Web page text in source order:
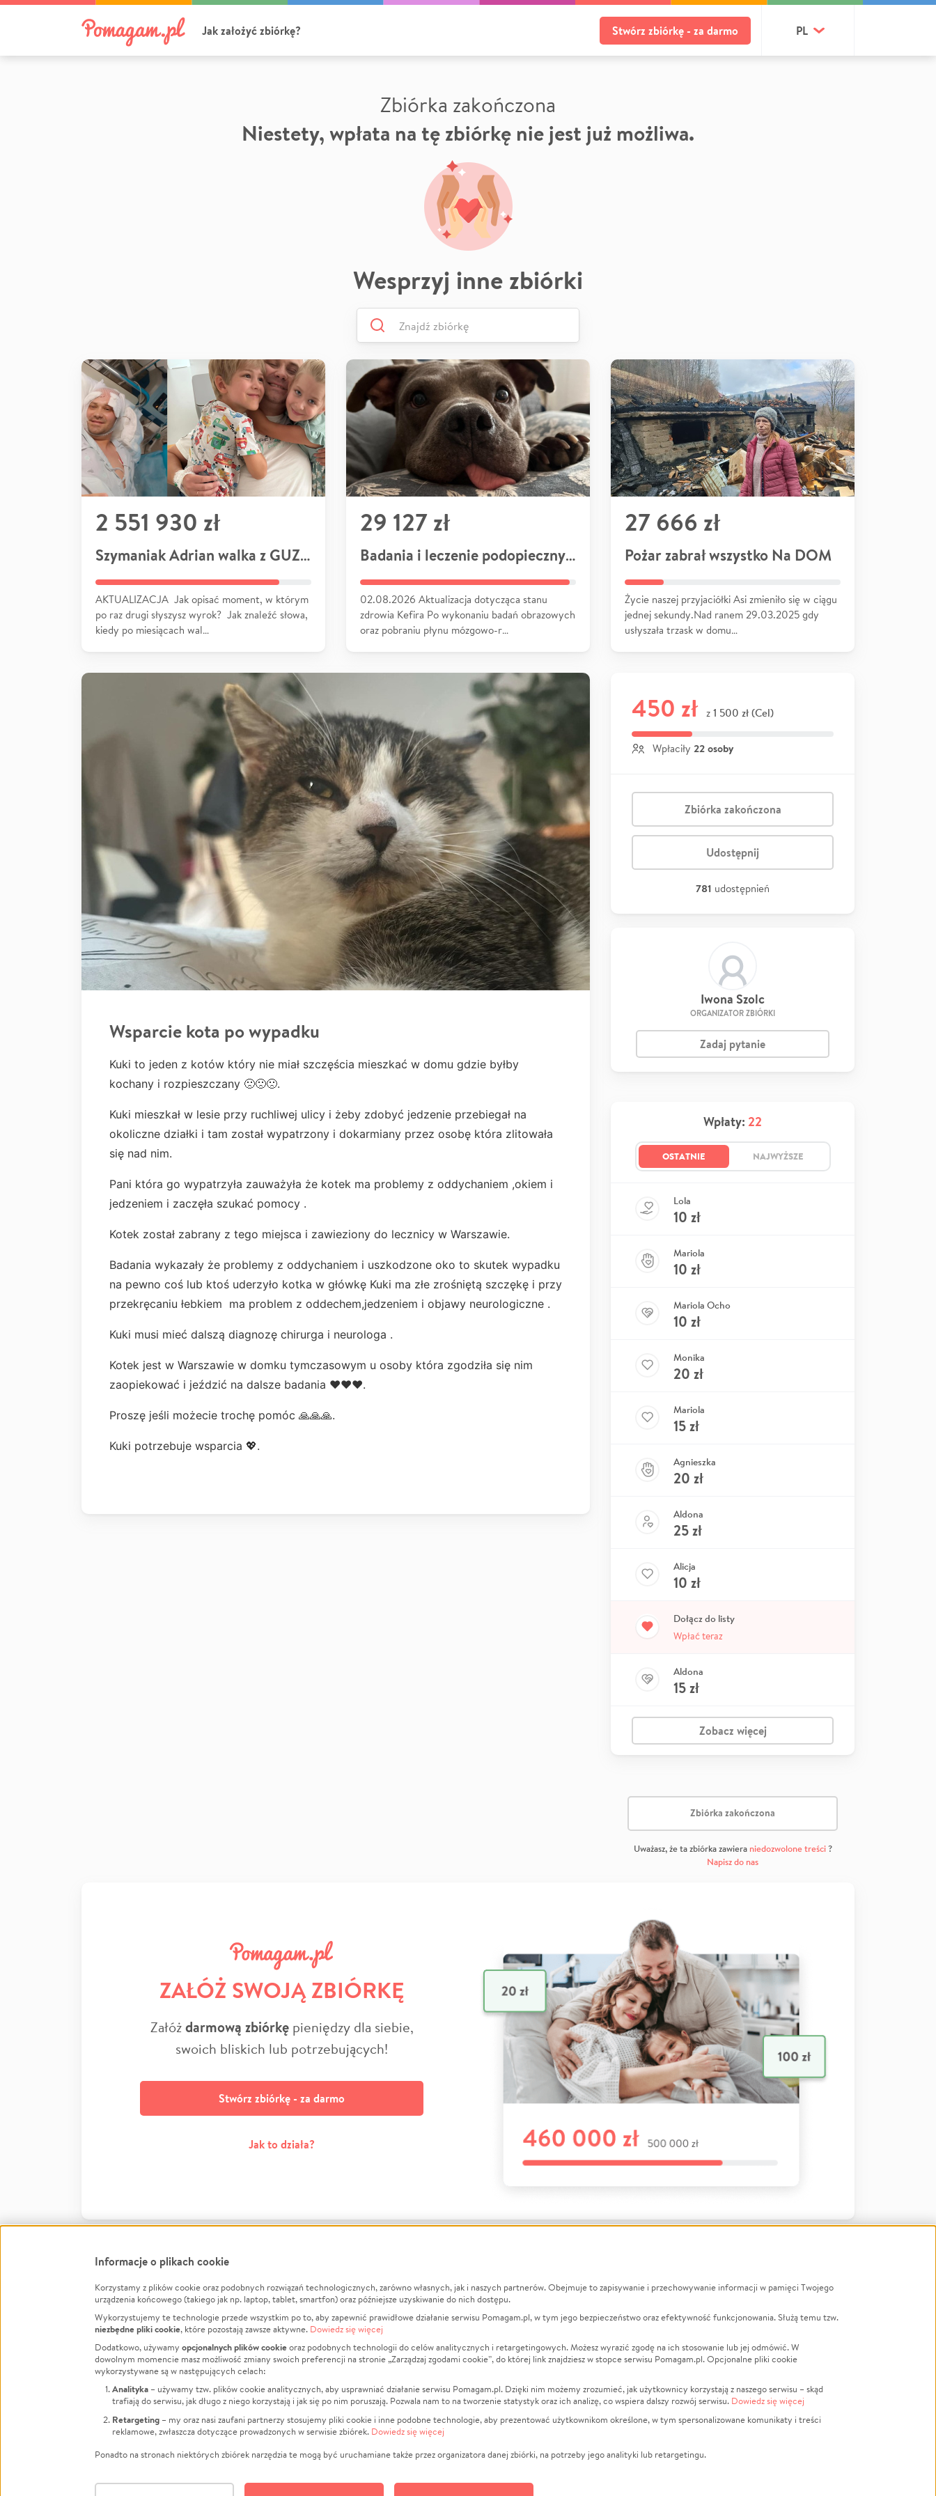
Jak założyć zbiórkę? Stwórz zbiórkę - za darmo PL
Zbiórka zakończona
Niestety, wpłata na tę zbiórkę nie jest już możliwa.
Wesprzyj inne zbiórki
2 551 930 zł
Szymaniak Adrian walka z GUZEM
AKTUALIZACJA Jak opisać moment, w którym
po raz drugi słyszysz wyrok? Jak znaleźć słowa,
kiedy po miesiącach wal…
29 127 zł
Badania i leczenie podopiecznych
02.08.2026 Aktualizacja dotycząca stanu
zdrowia Kefira Po wykonaniu badań obrazowych
oraz pobraniu płynu mózgowo-r…
27 666 zł
Pożar zabrał wszystko Na DOM
Życie naszej przyjaciółki Asi zmieniło się w ciągu
jednej sekundy.Nad ranem 29.03.2025 gdy
usłyszała trzask w domu…
Wsparcie kota po wypadku
Kuki to jeden z kotów który nie miał szczęścia mieszkać w domu gdzie byłby
kochany i rozpieszczany 🙁🙁🙁.
Kuki mieszkał w lesie przy ruchliwej ulicy i żeby zdobyć jedzenie przebiegał na
okoliczne działki i tam został wypatrzony i dokarmiany przez osobę która zlitowała
się nad nim.
Pani która go wypatrzyła zauważyła że kotek ma problemy z oddychaniem ,okiem i
jedzeniem i zaczęła szukać pomocy .
Kotek został zabrany z tego miejsca i zawieziony do lecznicy w Warszawie.
Badania wykazały że problemy z oddychaniem i uszkodzone oko to skutek wypadku
na pewno coś lub ktoś uderzyło kotka w główkę Kuki ma złe zrośniętą szczękę i przy
przekręcaniu łebkiem ma problem z oddechem,jedzeniem i objawy neurologiczne .
Kuki musi mieć dalszą diagnozę chirurga i neurologa .
Kotek jest w Warszawie w domku tymczasowym u osoby która zgodziła się nim
zaopiekować i jeździć na dalsze badania ♥️♥️♥️.
Proszę jeśli możecie trochę pomóc 🙏🙏🙏.
Kuki potrzebuje wsparcia 💖.
450 zł z 1 500 zł (Cel)
Wpłaciły 22 osoby
Zbiórka zakończona
Udostępnij
781 udostępnień
Iwona Szolc
ORGANIZATOR ZBIÓRKI
Zadaj pytanie
Wpłaty: 22
OSTATNIE NAJWYŻSZE
Lola
10 zł
Mariola
10 zł
Mariola Ocho
10 zł
Monika
20 zł
Mariola
15zł
Agnieszka
20 zł
Aldona
25zł
Alicja
10 zł
Dołącz do listy
Wpłać teraz
Aldona
15zł
Zobacz więcej
Zbiórka zakończona
Uważasz, że ta zbiórka zawiera niedozwolone treści?
Napisz do nas
ZAŁÓŻ SWOJĄ ZBIÓRKĘ
Załóżdarmową zbiórkępieniędzy dla siebie,
swoich bliskich lub potrzebujących!
Stwórz zbiórkę - za darmo
Jak to działa?
FacebookTwitter Instagram
LinkedInTikTok Youtube
Informacje
Jak to działa?
Regulamin
Polityka Prywatności
Kontakt
Porównanie serwisów
Polityka plików cookie
Zarządzaj zgodami cookie
O nas
Opinie
Raporty
Za darmo
Dla NGO
Fundacja Pomagam.pl
Zbieraj na
Leczenie
Zwierzęta
Pożar
Sport
Pomoc Finansowa
Pogrzeb
LGBTQ+
Powódź
Wichura
Religia
Edukacja
Informacje o plikach cookie
Korzystamy z plików cookie oraz podobnych rozwiązań technologicznych, zarówno własnych, jak i naszych partnerów. Obejmuje to zapisywanie i przechowywanie informacji w pamięci Twojego
urządzenia końcowego (takiego jak np. laptop, tablet, smartfon) oraz późniejsze uzyskiwanie do nich dostępu.
Wykorzystujemy te technologie przede wszystkim po to, aby zapewnić prawidłowe działanie serwisu Pomagam.pl, w tym jego bezpieczeństwo oraz efektywność funkcjonowania. Służą temu tzw.
niezbędne pliki cookie, które pozostają zawsze aktywne. Dowiedz się więcej
Dodatkowo, używamy opcjonalnych plików cookieoraz podobnych technologii do celów analitycznych i retargetingowych. Możesz wyrazić zgodę na ich stosowanie lub jej odmówić. W
dowolnym momencie masz możliwość zmiany swoich preferencji na stronie „Zarządzaj zgodami cookie”, do której link znajdziesz w stopce serwisu Pomagam.pl. Opcjonalne pliki cookie
wykorzystywane są w następujących celach:
Analityka – używamy tzw. plików cookie analitycznych, aby usprawniać działanie serwisu Pomagam.pl. Dzięki nim możemy zrozumieć, jak użytkownicy korzystają z naszego serwisu – skąd
trafiają do serwisu, jak długo z niego korzystają i jak się po nim poruszają. Pozwala nam to na tworzenie statystyk oraz ich analizę, co wspiera dalszy rozwój serwisu. Dowiedz się więcej
Retargeting – my oraz nasi zaufani partnerzy stosujemy pliki cookie i inne podobne technologie, aby prezentować użytkownikom określone, w tym spersonalizowane komunikaty i treści
reklamowe, zwłaszcza dotyczące prowadzonych w serwisie zbiórek. Dowiedz się więcej
Ponadto na stronach niektórych zbiórek narzędzia te mogą być uruchamiane także przez organizatora danej zbiórki, na potrzeby jego analityki lub retargetingu.